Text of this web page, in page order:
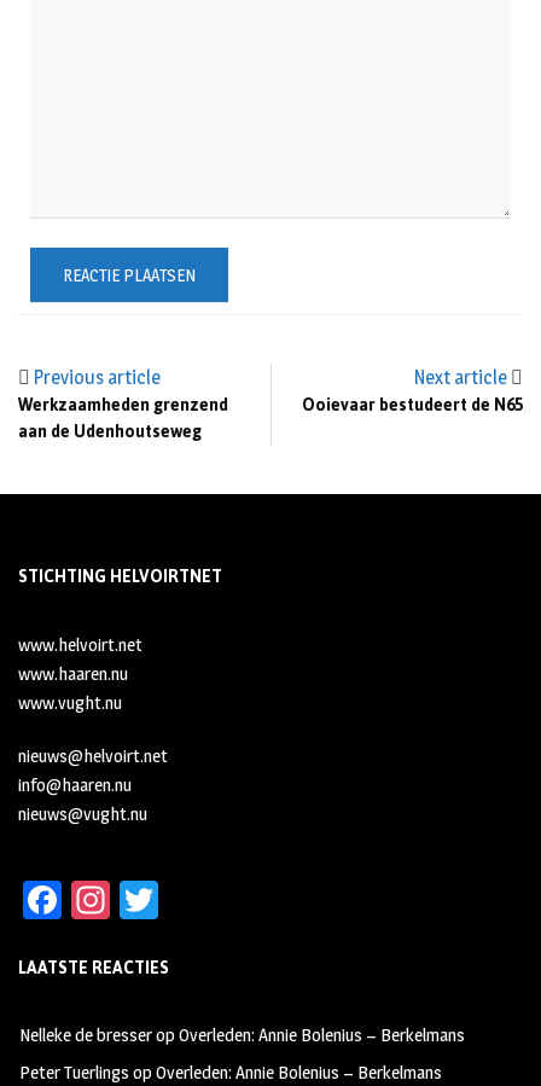
Previous article
Werkzaamheden grenzend
aan de Udenhoutseweg
Next article
Ooievaar bestudeert de N65
STICHTING HELVOIRTNET
www.helvoirt.net
www.haaren.nu
www.vught.nu
nieuws@helvoirt.net
info@haaren.nu
nieuws@vught.nu
Fa
b
oo
k
In
ag
m
tt
LAATSTE REACTIES
Nelleke de bresseropOverleden: Annie Bolenius – Berkelmans
Peter Tuerlings opOverleden: Annie Bolenius – Berkelmans